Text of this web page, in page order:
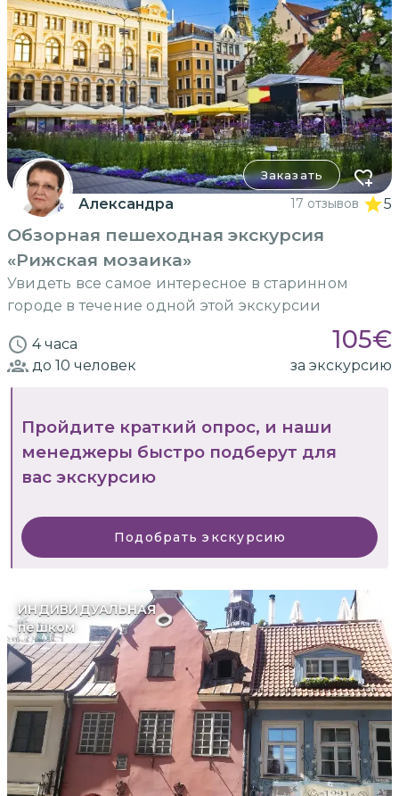
Заказать
Александра 17 отзывов 5
Обзорная пешеходная экскурсия
«Рижская мозаика»
Увидеть все самое интересное в старинном
городе в течение одной этой экскурсии
4 часа 105€
до 10 человек за экскурсию
Пройдите краткий опрос, и наши
менеджеры быстро подберут для
вас экскурсию
Подобрать экскурсию
ИНДИВИДУАЛЬНАЯ
пешком